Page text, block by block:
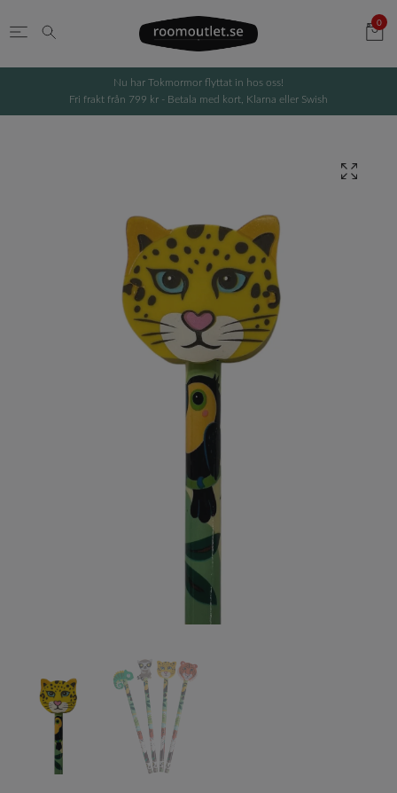
0
Nu har Tokmormor flyttat in hos oss!
Fri frakt från 799 kr - Betala med kort, Klarna eller Swish